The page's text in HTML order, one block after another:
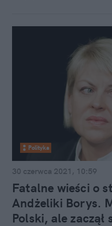
Polityka
30 czerwca 2021, 10:59
Fatalne wieści o
Andżeliki Borys.
Polski, ale zaczął